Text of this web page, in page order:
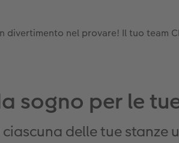
divertimento nel provare! Il tuo team
sogno per le
delle tue stanze